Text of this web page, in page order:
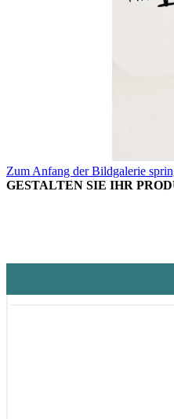
Zum Anfang der Bildgalerie
GESTALTEN SIE IHR